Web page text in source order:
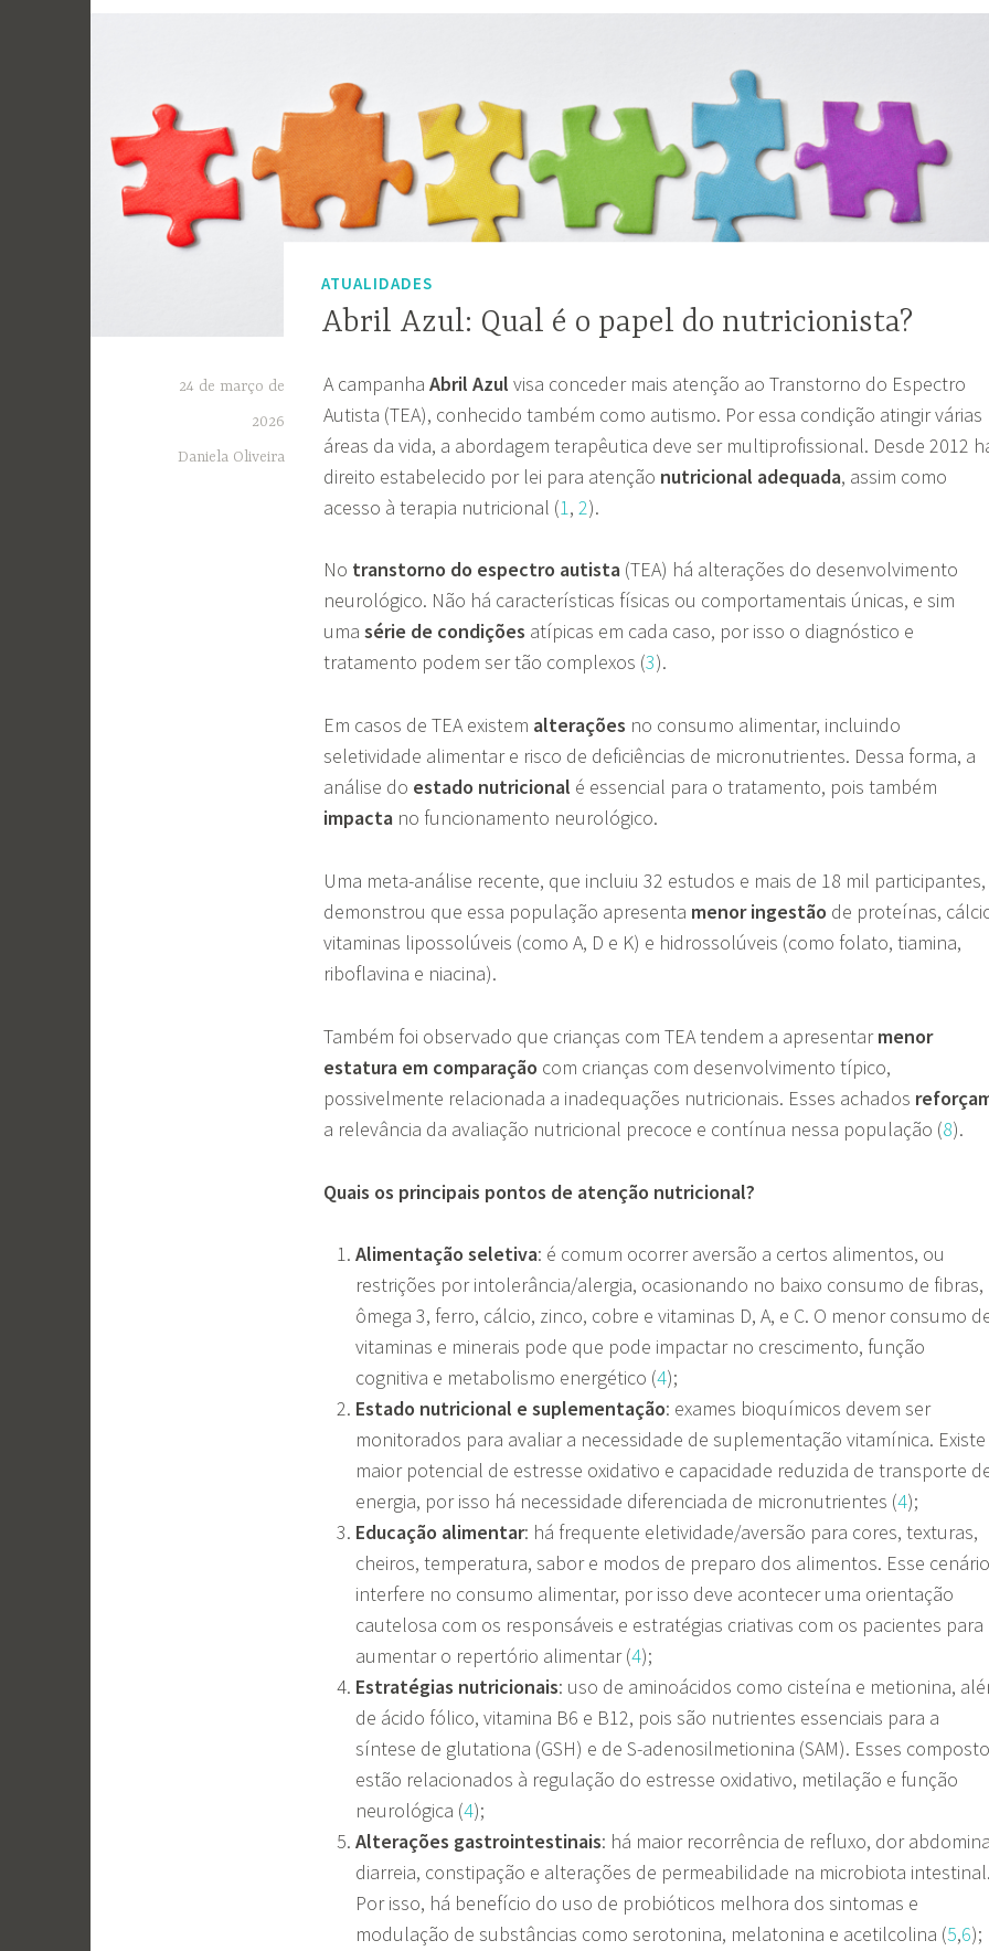
ATUALIDADES
Abril Azul: Qual é o papel do nutricionista?
24 de março de
2026
Daniela Oliveira
A campanha Abril Azul visa conceder mais atenção ao Transtorno do Espectro
Autista (TEA), conhecido também como autismo. Por essa condição atingir várias
áreas da vida, a abordagem terapêutica deve ser multiprofissional. Desde 2012
direito estabelecido por lei para atenção nutricional adequada, assim como
acesso à terapia nutricional (1, 2).
No transtorno do espectro autista (TEA) há alterações do desenvolvimento
neurológico. Não há características físicas ou comportamentais únicas, e sim
uma série de condições atípicas em cada caso, por isso o diagnóstico e
tratamento podem ser tão complexos (3).
Em casos de TEA existem alterações no consumo alimentar, incluindo
seletividade alimentar e risco de deficiências de micronutrientes. Dessa forma, a
análise do estado nutricional é essencial para o tratamento, pois também
impacta no funcionamento neurológico.
Uma meta-análise recente, que incluiu 32 estudos e mais de 18 mil participantes,
demonstrou que essa população apresenta menor ingestão de proteínas,
vitaminas lipossolúveis (como A, D e K) e hidrossolúveis (como folato, tiamina,
riboflavina e niacina).
Também foi observado que crianças com TEA tendem a apresentarmenor
estatura em comparação com crianças com desenvolvimento típico,
possivelmente relacionada a inadequações nutricionais. Esses achados
a relevância da avaliação nutricional precoce e contínua nessa população (8).
Quais os principais pontos de atenção nutricional?
Alimentação seletiva: é comum ocorrer aversão a certos alimentos, ou
restrições por intolerância/alergia, ocasionando no baixo consumo de fibras,
ômega 3, ferro, cálcio, zinco, cobre e vitaminas D, A, e C. O menor consumo
vitaminas e minerais pode que pode impactar no crescimento, função
cognitiva e metabolismo energético (4);
Estado nutricional e suplementação: exames bioquímicos devem ser
monitorados para avaliar a necessidade de suplementação vitamínica. Existe
maior potencial de estresse oxidativo e capacidade reduzida de transporte
energia, por isso há necessidade diferenciada de micronutrientes (4);
Educação alimentar: há frequente eletividade/aversão para cores, texturas,
cheiros, temperatura, sabor e modos de preparo dos alimentos. Esse cenário
interfere no consumo alimentar, por isso deve acontecer uma orientação
cautelosa com os responsáveis e estratégias criativas com os pacientes para
aumentar o repertório alimentar (4);
Estratégias nutricionais: uso de aminoácidos como cisteína e metionina,
de ácido fólico, vitamina B6 e B12, pois são nutrientes essenciais para a
síntese de glutationa (GSH) e de S-adenosilmetionina (SAM). Esses
estão relacionados à regulação do estresse oxidativo, metilação e função
neurológica (4);
Alterações gastrointestinais: há maior recorrência de refluxo, dor
diarreia, constipação e alterações de permeabilidade na microbiota
Por isso, há benefício do uso de probióticos melhora dos sintomas e
modulação de substâncias como serotonina, melatonina e acetilcolina (5,6);